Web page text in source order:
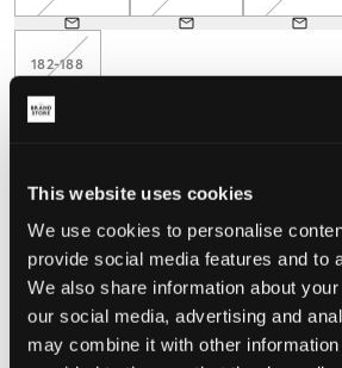
This website uses cookies
We use cookies to personalise
provide social media features and to
We also share information about
our social media, advertising and
may combine it with other information
182-188
Te klein Perfect
MAATTABEL
KIES EEN MAAT